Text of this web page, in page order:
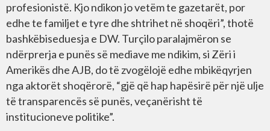
profesionistë. Kjo ndikon jo vetëm te gazetarët, por
edhe te familjet e tyre dhe shtrihet në shoqëri”, thotë
bashkëbiseduesja e DW. Turçilo paralajmëron se
ndërprerja e punës së mediave me ndikim, si Zëri i
Amerikës dhe AJB, do të zvogëlojë edhe mbikëqyrjen
nga aktorët shoqërorë, “gjë që hap hapësirë për një ulje
të transparencës së punës, veçanërisht të
institucioneve politike”.